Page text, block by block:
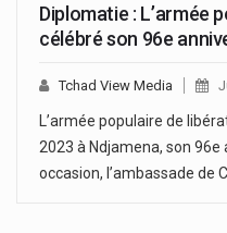
Diplomatie : L’armée
célébré son 96e
Tchad View Media
L’armée populaire de
2023 à Ndjamena, son
occasion, l’ambassade de